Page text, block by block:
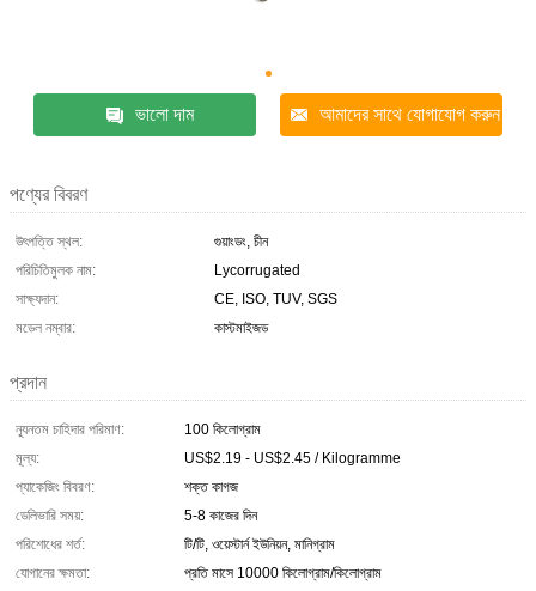
ভালো দাম আমাদের সাথে যোগাযোগ করুন
পণ্যের বিবরণ
উৎপত্তি স্থল:
গুয়াংডং, চীন
পরিচিতিমুলক নাম:
Lycorrugated
সাক্ষ্যদান:
CE, ISO, TUV, SGS
মডেল নম্বার:
কাস্টমাইজড
প্রদান
ন্যূনতম চাহিদার পরিমাণ:
100 কিলোগ্রাম
মূল্য:
US$2.19 - US$2.45 / Kilogramme
প্যাকেজিং বিবরণ:
শক্ত কাগজ
ডেলিভারি সময়:
5-8 কাজের দিন
পরিশোধের শর্ত:
টি/টি, ওয়েস্টার্ন ইউনিয়ন, মানিগ্রাম
যোগানের ক্ষমতা:
প্রতি মাসে 10000 কিলোগ্রাম/কিলোগ্রাম